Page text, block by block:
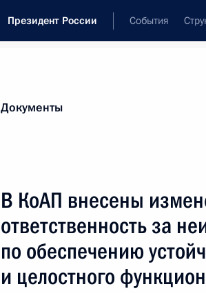
Президент России События
в субъектах Российской Федерации
9 марта 2021 года, 19:35
В законодательство внесены
Документы
В КоАП внесены
ответственность за
по обеспечению
и целостного